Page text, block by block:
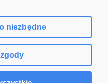
strony
Shoper.pl
niezbędne